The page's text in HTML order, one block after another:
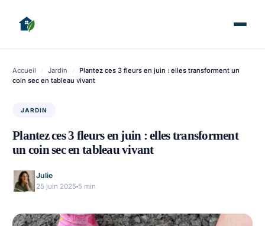
Accueil / Jardin /
Plantez ces 3 fleurs en juin : elles transforment un
coin sec en tableau vivant
JARDIN
Plantez ces 3 fleurs en juin : elles transforment
un coin sec en tableau vivant
Julie
25 juin 2025 5 min